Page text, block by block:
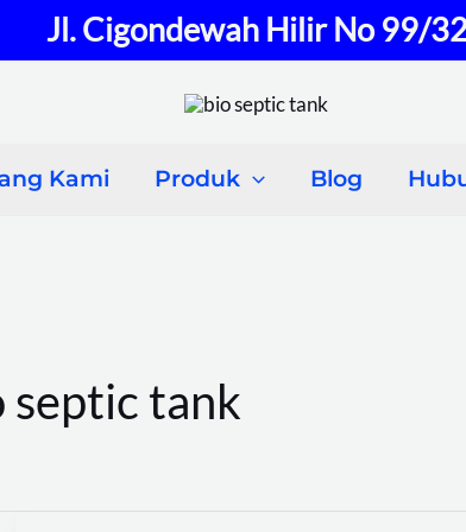
Jl. Cigondewah Hilir No 99/
Kami Produk Blog
septic tank